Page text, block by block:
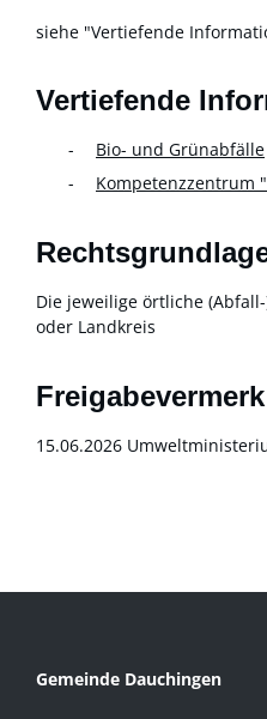
siehe "Vertiefende
Vertiefende
Bio- und Grünabfälle
Kompetenzzentrum
Die jeweilige örtliche
oder Landkreis
Freigabevermerk
15.06.2026
Gemeinde Dauchingen